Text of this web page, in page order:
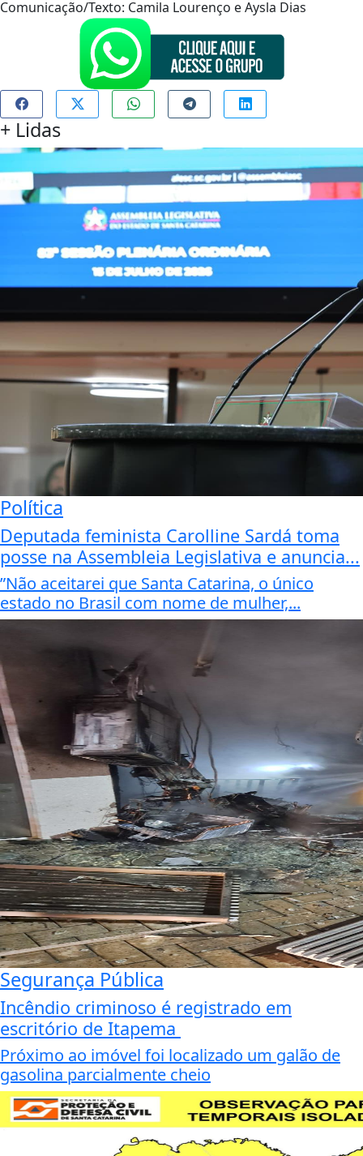
Comunicação/Texto: Camila Lourenço e Aysla Dias
+ Lidas
Política
Deputada feminista Carolline Sardá toma
posse na Assembleia Legislativa e anuncia...
”Não aceitarei que Santa Catarina, o único
estado no Brasil com nome de mulher,...
Segurança Pública
Incêndio criminoso é registrado em
escritório de Itapema
Próximo ao imóvel foi localizado um galão de
gasolina parcialmente cheio